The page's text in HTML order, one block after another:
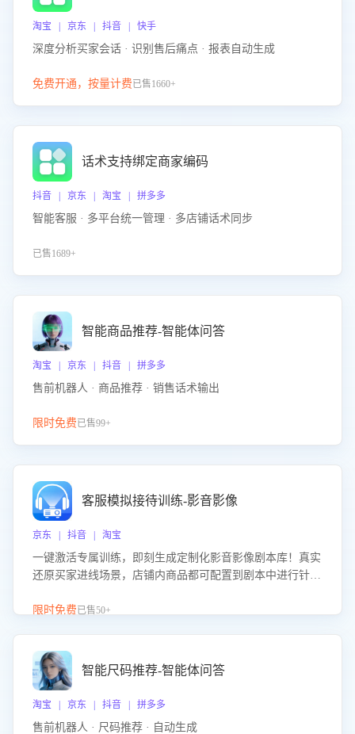
淘宝 | 京东 | 抖音 | 快手
深度分析买家会话 · 识别售后痛点 · 报表自动生成
免费开通，按量计费已售1660+
话术支持绑定商家编码
抖音 | 京东 | 淘宝 | 拼多多
智能客服 · 多平台统一管理 · 多店铺话术同步
已售1689+
智能商品推荐-智能体问答
淘宝 | 京东 | 抖音 | 拼多多
售前机器人 · 商品推荐 · 销售话术输出
限时免费已售99+
客服模拟接待训练-影音影像
京东 | 抖音 | 淘宝
一键激活专属训练，即刻生成定制化影音影像剧本库！真实
还原买家进线场景，店铺内商品都可配置到剧本中进行针对
击 “立即开通”，快速获取影音影像类目剧本，一键开启客服
限时免费已售50+
智能尺码推荐-智能体问答
淘宝 | 京东 | 抖音 | 拼多多
售前机器人 · 尺码推荐 · 自动生成